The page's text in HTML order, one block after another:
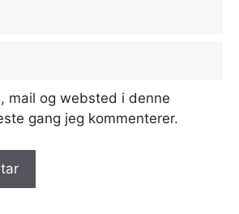
mail og websted i denne
gang jeg kommenterer.